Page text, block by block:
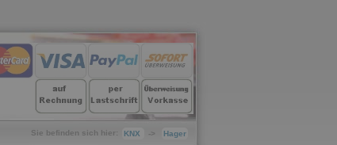
Sie befinden sich hier: KNX -> Hager